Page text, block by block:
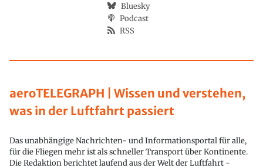
aeroTELEGRAPH | Wissen und verstehen,
was in der Luftfahrt passiert
Das unabhängige Nachrichten- und Informationsportal für alle,
für die Fliegen mehr ist als schneller Transport über Kontinente.
Die Redaktion berichtet laufend aus der Welt der Luftfahrt -
Bluesky
Podcast
RSS